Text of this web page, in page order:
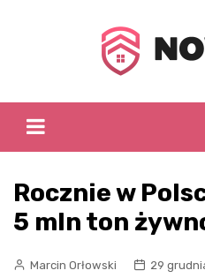
Rocznie w
5 mln ton
Marcin Orłowski 29